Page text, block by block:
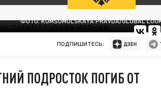
ФОТО: KOMSOMOLSKAYA PRAVDA/GLOBAL
ПОДПИШИТЕСЬ:
ПОДРОСТОК ПОГИБ ОТ